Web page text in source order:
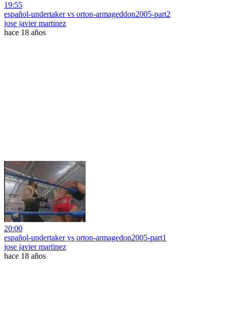
19:55
español-undertaker vs orton-armageddon2005-part2
jose javier martinez
hace 18 años
20:00
español-undertaker vs orton-armagedon2005-part1
jose javier martinez
hace 18 años